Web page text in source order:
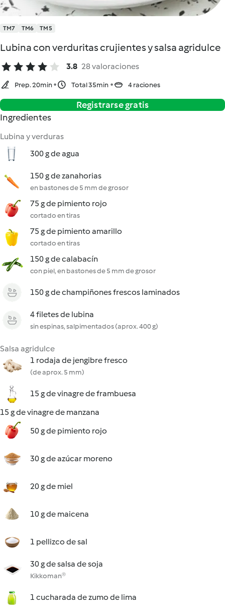
TM7 TM6 TM5
Lubina con verduritas crujientes y salsa agridulce
3.8 28 valoraciones
Prep. 20min Total 35min 4 raciones
Registrarse gratis
Ingredientes
Lubina y verduras
300 g de agua
150 g de zanahorias
en bastones de 5 mm de grosor
75 g de pimiento rojo
cortado en tiras
75 g de pimiento amarillo
cortado en tiras
150 g de calabacín
con piel, en bastones de 5 mm de grosor
150 g de champiñones frescos laminados
4 filetes de lubina
sin espinas, salpimentados (aprox. 400 g)
Salsa agridulce
1 rodaja de jengibre fresco
(de aprox. 5 mm)
15 g de vinagre de frambuesa
15 g de vinagre de manzana
50 g de pimiento rojo
30 g de azúcar moreno
20 g de miel
10 g de maicena
1 pellizco de sal
30 g de salsa de soja
Kikkoman®
1 cucharada de zumo de lima